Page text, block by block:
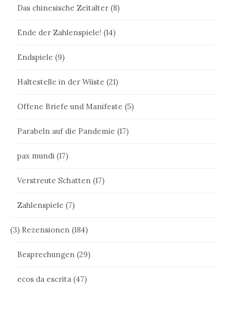
Das chinesische Zeitalter (8)
Ende der Zahlenspiele! (14)
Endspiele (9)
Haltestelle in der Wüste (21)
Offene Briefe und Manifeste (5)
Parabeln auf die Pandemie (17)
pax mundi (17)
Verstreute Schatten (17)
Zahlenspiele (7)
(3) Rezensionen (184)
Besprechungen (29)
ecos da escrita (47)